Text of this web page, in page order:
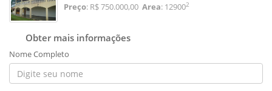
Preço: R$ 750.000,00 Area: 129002
Obter mais informações
Nome Completo